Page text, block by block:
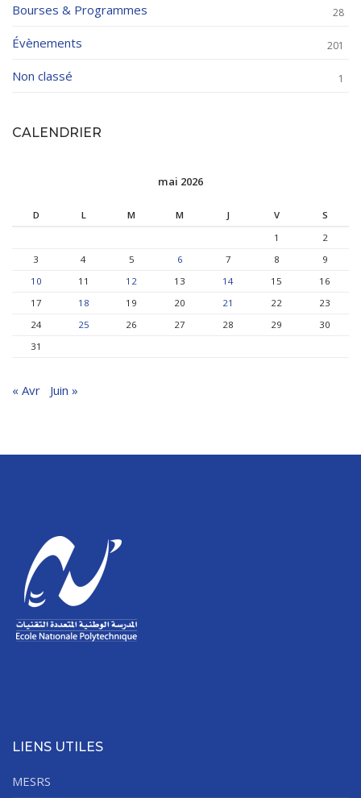
Bourses & Programmes 28
Évènements 201
Non classé 1
CALENDRIER
mai 2026
D L M M J V
S
1
2
3
4 5 6 7 8
9
10
11 12 13 14 15
16
17
18 19 20 21 22
23
24
25 26 27 28 29
30
31
« Avr Juin »
LIENS UTILES
MESRS